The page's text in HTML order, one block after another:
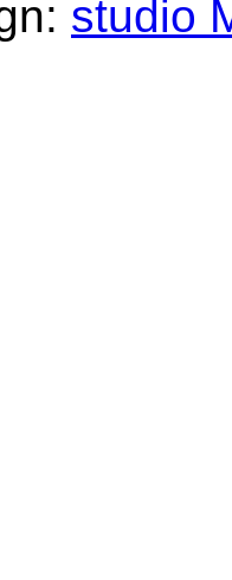
studio